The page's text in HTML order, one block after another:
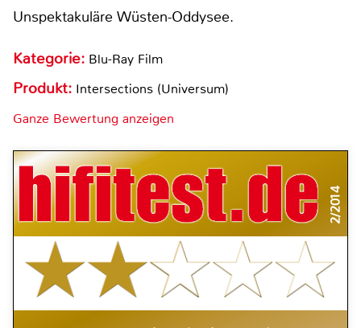
Unspektakuläre Wüsten-Oddysee.
Kategorie: Blu-Ray Film
Produkt: Intersections (Universum)
Ganze Bewertung anzeigen
2/2014